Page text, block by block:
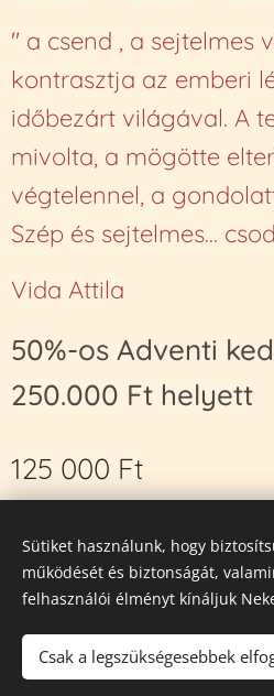
" a csend , a sejtelmes
kontrasztja az emberi
időbezárt világával. A
mivolta, a mögötte
végtelennel, a
Szép és sejtelmes...
Vida Attila
50%-os Adventi
250.000 Ft helyett
125 000 Ft
Sütik
Nyelvek
Magyar
Sütiket használunk, hogy
működését és biztonságát,
felhasználói élményt kínáljuk
Csak a legszükségesebbek